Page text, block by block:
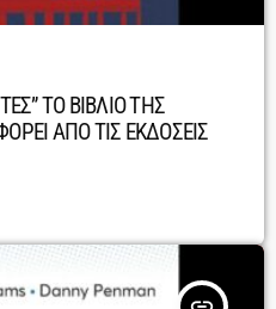
ΤΟ ΒΙΒΛΙΟ ΤΗΣ
ΑΠΟ ΤΙΣ ΕΚΔΟΣΕΙΣ